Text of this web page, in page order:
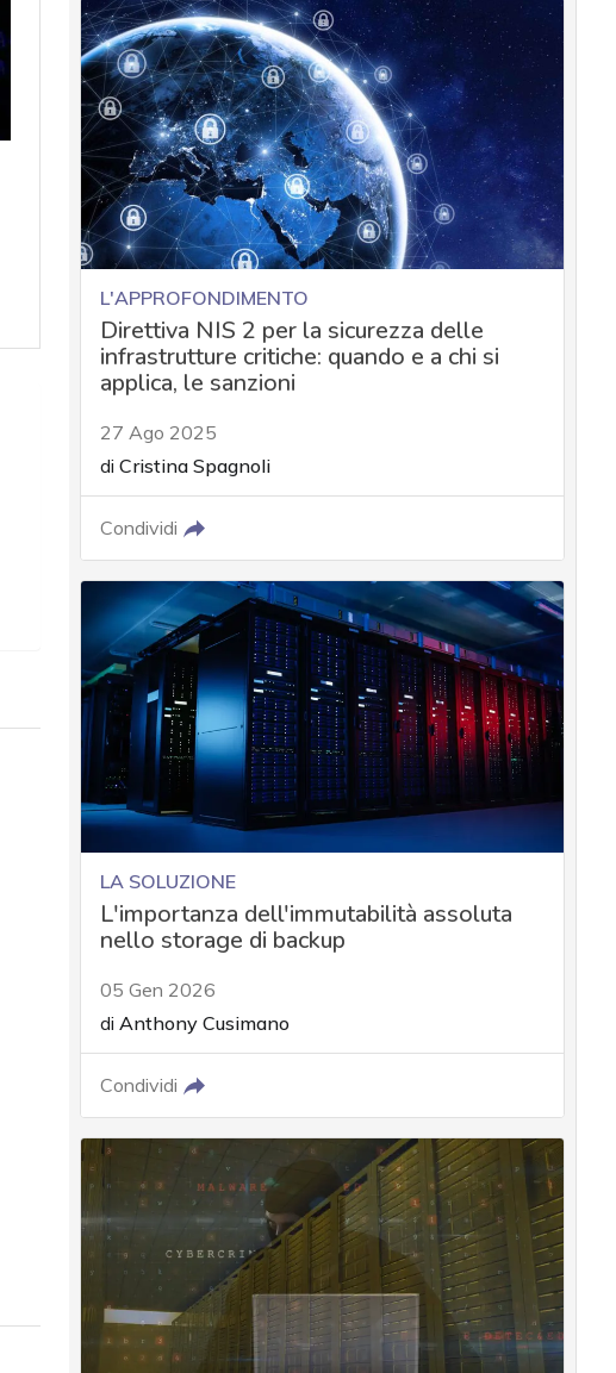
L'APPROFONDIMENTO
Direttiva NIS 2 per la sicurezza delle
infrastrutture critiche: quando e a chi si
applica, le sanzioni
27 Ago 2025
di Cristina Spagnoli
Condividi
LA SOLUZIONE
L'importanza dell'immutabilità assoluta
nello storage di backup
05 Gen 2026
di Anthony Cusimano
Condividi